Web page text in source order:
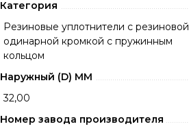
Категория
Резиновые уплотнители с резиновой
одинарной кромкой с пружинным
кольцом
Наружный (D) ММ
32,00
Номер завода производителя